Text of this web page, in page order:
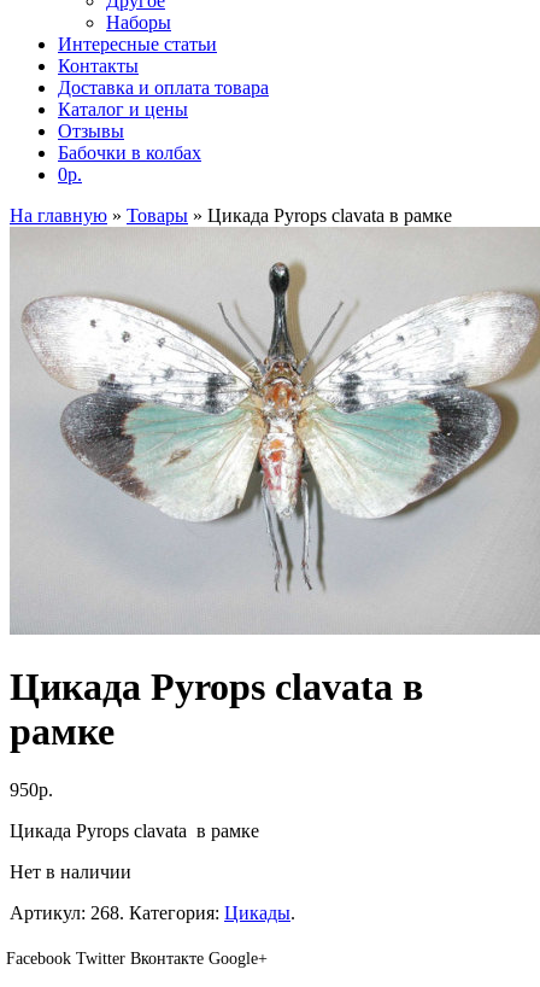
Наборы
Интересные статьи
Контакты
Доставка и оплата товара
Каталог и цены
Отзывы
Бабочки в колбах
0р.
На главную » Товары » Цикада Pyrops clavata в рамке
Цикада Pyrops clavata в
рамке
950р.
Цикада Pyrops clavata в рамке
Нет в наличии
Артикул: 268. Категория: Цикады.
Facebook Twitter Вконтакте Google+